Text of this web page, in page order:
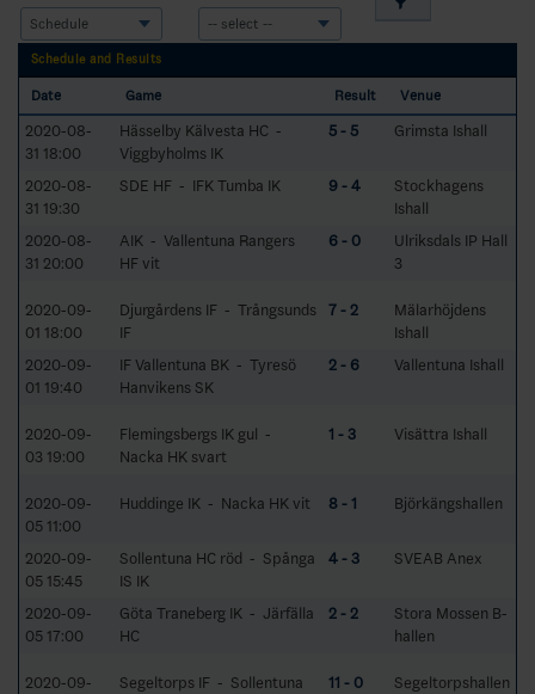
Schedule and Results
Date Game Result Venue
2020-08-
31 18:00
Hässelby Kälvesta HC -
Viggbyholms IK
5 - 5 Grimsta Ishall
2020-08-
31 19:30
SDE HF - IFK Tumba IK 9 - 4
Stockhagens
Ishall
2020-08-
31 20:00
AIK - Vallentuna Rangers
HF vit
6 - 0
Ulriksdals IP Hall
3
2020-09-
01 18:00
Djurgårdens IF - Trångsunds
IF
7 - 2
Mälarhöjdens
Ishall
2020-09-
01 19:40
IF Vallentuna BK - Tyresö
Hanvikens SK
2 - 6 Vallentuna Ishall
2020-09-
03 19:00
Flemingsbergs IK gul -
Nacka HK svart
1 - 3 Visättra Ishall
2020-09-
05 11:00
Huddinge IK - Nacka HK vit 8 - 1 Björkängshallen
2020-09-
05 15:45
Sollentuna HC röd - Spånga
IS IK
4 - 3 SVEAB Anex
2020-09-
05 17:00
Göta Traneberg IK - Järfälla
HC
2 - 2
Stora Mossen B-
hallen
2020-09-
Segeltorps IF - Sollentuna
11 - 0 Segeltorpshallen